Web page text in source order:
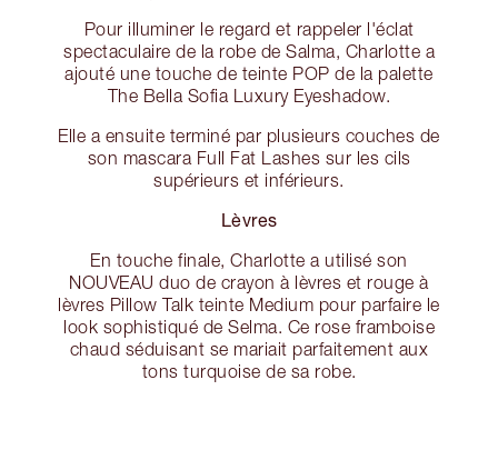
Pour illuminer le regard et rappeler l'éclat
spectaculaire de la robe de Salma, Charlotte a
ajouté une touche de teinte POP de la palette
The Bella Sofia Luxury Eyeshadow.
Elle a ensuite terminé par plusieurs couches de
son mascara Full Fat Lashes sur les cils
supérieurs et inférieurs.
Lèvres
En touche finale, Charlotte a utilisé son
NOUVEAU duo de crayon à lèvres et rouge à
lèvres Pillow Talk teinte Medium pour parfaire le
look sophistiqué de Selma. Ce rose framboise
chaud séduisant se mariait parfaitement aux
tons turquoise de sa robe.